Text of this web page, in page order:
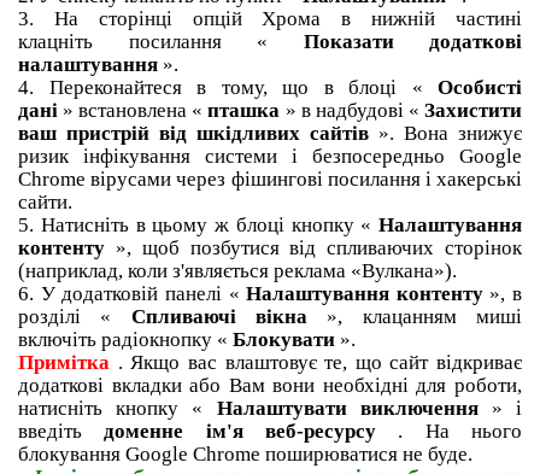
3. На сторінці опцій Хрома в нижній частині
клацніть посилання « Показати додаткові
налаштування ».
4. Переконайтеся в тому, що в блоці « Особисті
дані »встановлена «пташка » в надбудові «Захистити
ваш пристрій від шкідливих сайтів ». Вона знижує
ризик інфікування системи і безпосередньо Google
Chrome вірусами через фішингові посилання і хакерські
сайти.
5. Натисніть в цьому ж блоці кнопку « Налаштування
контенту », щоб позбутися від спливаючих сторінок
(наприклад, коли з'являється реклама «Вулкана»).
6. У додатковій панелі «Налаштування контенту », в
розділі « Спливаючі вікна », клацанням миші
включіть радіокнопку « Блокувати ».
Примітка . Якщо вас влаштовує те, що сайт відкриває
додаткові вкладки або Вам вони необхідні для роботи,
натисніть кнопку « Налаштувати виключення » і
введіть доменне ім'я веб-ресурсу . На нього
блокування Google Chrome поширюватися не буде.